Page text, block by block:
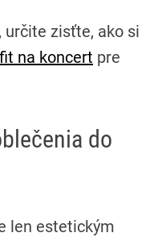
určite zisťte, ako si
na koncert pre
do
len estetickým